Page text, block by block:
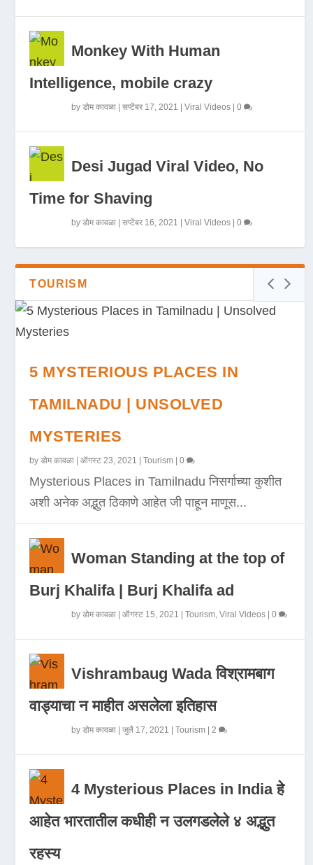
Monkey With Human
Intelligence, mobile crazy
byडोम कावळा |सप्टेंबर 17, 2021 |Viral Videos |0
Desi Jugad Viral Video, No
Time for Shaving
byडोम कावळा |सप्टेंबर 16, 2021 |Viral Videos |0
TOURISM
5 MYSTERIOUS PLACES IN
TAMILNADU | UNSOLVED
MYSTERIES
byडोम कावळा |ऑगस्ट 23, 2021 |Tourism |0
Mysterious Places in Tamilnadu निसर्गाच्या कुशीत
अशी अनेक अद्भुत ठिकाणे आहेत जी पाहून माणूस...
Woman Standing at the top of
Burj Khalifa | Burj Khalifa ad
byडोम कावळा |ऑगस्ट 15, 2021 |Tourism,Viral Videos |0
Vishrambaug Wada विश्रामबाग
वाड्याचा न माहीत असलेला इतिहास
byडोम कावळा |जुलै 17, 2021 |Tourism |2
4 Mysterious Places in India हे
आहेत भारतातील कधीही न उलगडलेले ४ अद्भुत
रहस्य